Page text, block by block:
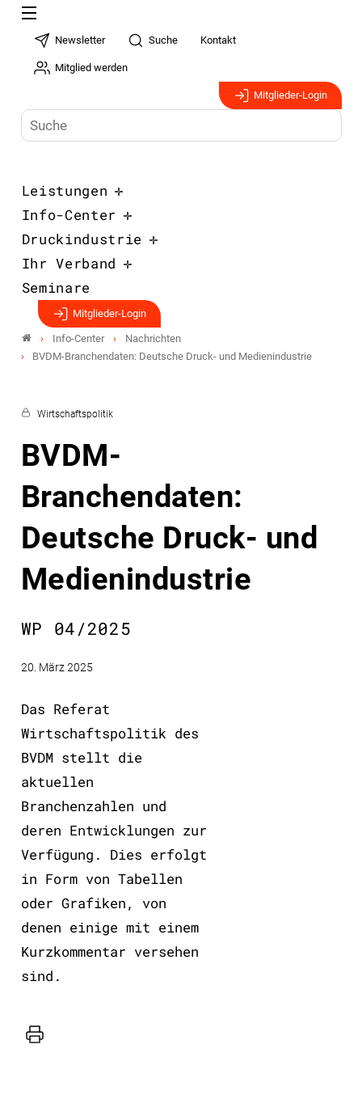
Newsletter Suche Kontakt
Mitglied werden
Mitglieder-Login
Leistungen
Info-Center
Druckindustrie
Ihr Verband
Seminare
Mitglieder-Login
Info-Center
Nachrichten
BVDM-Branchendaten: Deutsche Druck- und Medienindustrie
Wirtschaftspolitik
BVDM-
Branchendaten:
Deutsche Druck- und
Medienindustrie
WP 04/2025
20. März 2025
Das Referat
Wirtschaftspolitik des
BVDM stellt die
aktuellen
Branchenzahlen und
deren Entwicklungen zur
Verfügung. Dies erfolgt
in Form von Tabellen
oder Grafiken, von
denen einige mit einem
Kurzkommentar versehen
sind.
Drucker